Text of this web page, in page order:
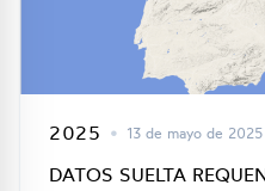
2025 • 13 de mayo de 2025
DATOS SUELTA